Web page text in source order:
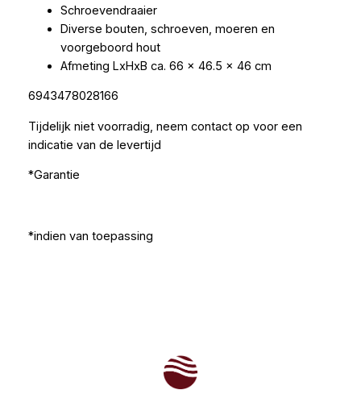
Schroevendraaier
Diverse bouten, schroeven, moeren en
voorgeboord hout
Afmeting LxHxB ca. 66 x 46.5 x 46 cm
6943478028166
Tijdelijk niet voorradig, neem contact op voor een
indicatie van de levertijd
*Garantie
*indien van toepassing